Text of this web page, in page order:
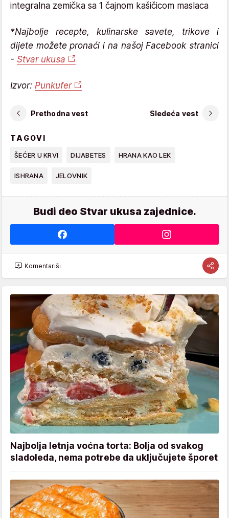
integralna zemička sa 1 čajnom kašičicom maslaca
*Najbolje recepte, kulinarske savete, trikove i
dijete možete pronaći i na našoj Facebook stranici
- Stvar ukusa
Izvor: Punkufer
Prethodna vest Sledeća vest
TAGOVI
ŠEĆER U KRVI DIJABETES HRANA KAO LEK
ISHRANA JELOVNIK
Budi deo Stvar ukusa zajednice.
Komentariši
Najbolja letnja voćna torta: Bolja od svakog
sladoleda, nema potrebe da uključujete šporet